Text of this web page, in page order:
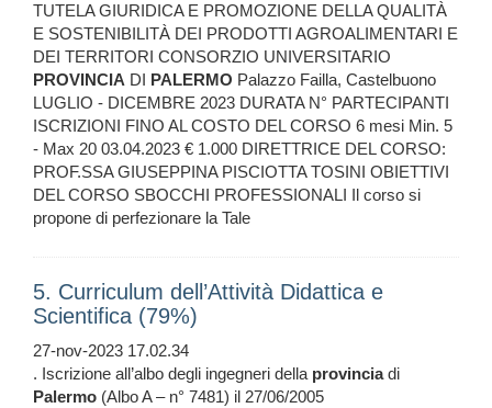
TUTELA GIURIDICA E PROMOZIONE DELLA QUALITÀ
E SOSTENIBILITÀ DEI PRODOTTI AGROALIMENTARI E
DEI TERRITORI CONSORZIO UNIVERSITARIO
PROVINCIA DI PALERMO Palazzo Failla, Castelbuono
LUGLIO - DICEMBRE 2023 DURATA N° PARTECIPANTI
ISCRIZIONI FINO AL COSTO DEL CORSO 6 mesi Min. 5
- Max 20 03.04.2023 € 1.000 DIRETTRICE DEL CORSO:
PROF.SSA GIUSEPPINA PISCIOTTA TOSINI OBIETTIVI
DEL CORSO SBOCCHI PROFESSIONALI Il corso si
propone di perfezionare la Tale
5. Curriculum dell’Attività Didattica e
Scientifica (79%)
27-nov-2023 17.02.34
. Iscrizione all’albo degli ingegneri della provinciadi
Palermo (Albo A – n° 7481) il 27/06/2005